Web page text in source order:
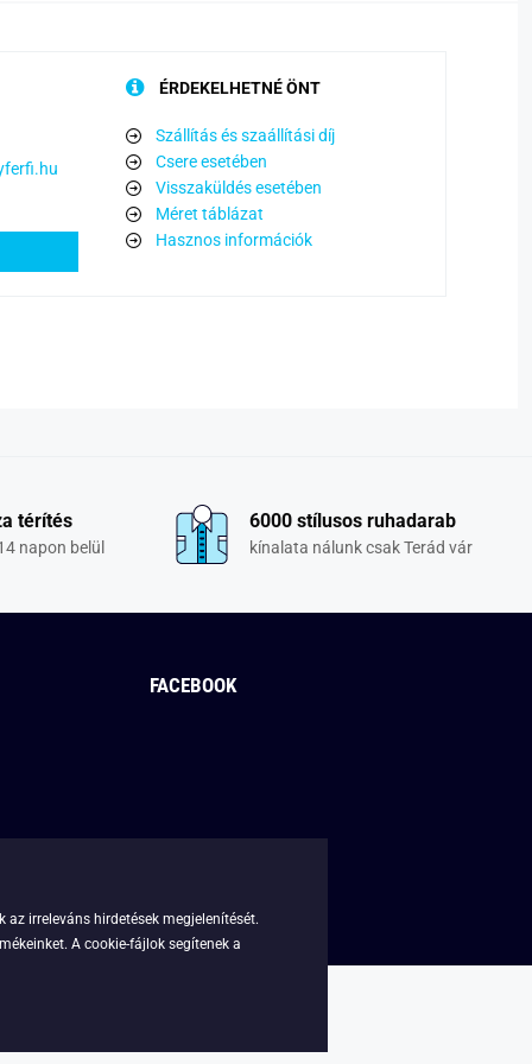
ÉRDEKELHETNÉ ÖNT
Szállítás és szaállítási díj
Csere esetében
Visszaküldés esetében
Méret táblázat
Hasznos információk
térítés
napon belül
6000 stílusos ruhadarab
kínalata nálunk csak Terád vár
FACEBOOK
irreleváns hirdetések megjelenítését.
A cookie-fájlok segítenek a